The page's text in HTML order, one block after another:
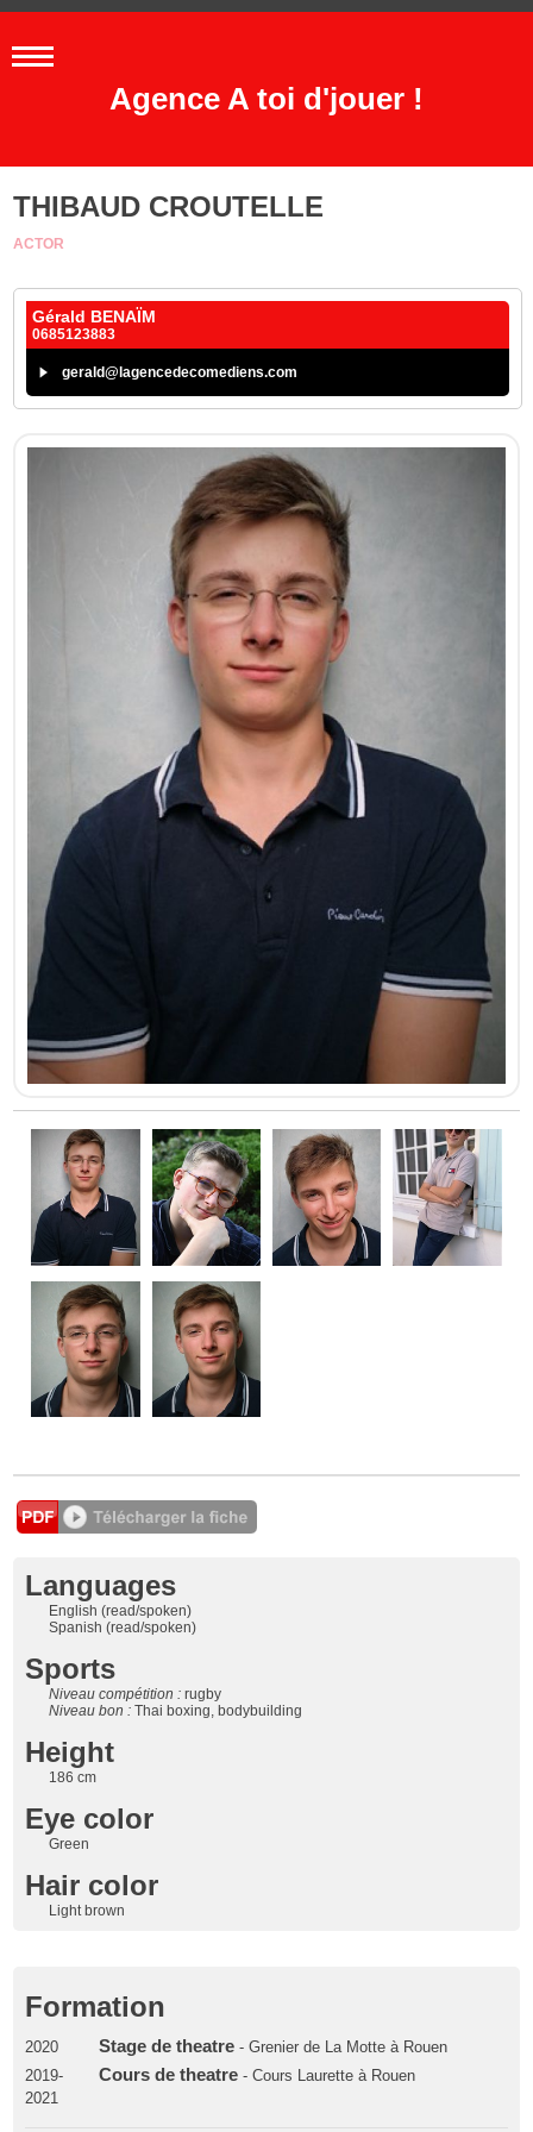
Agence A toi d'jouer !
THIBAUD CROUTELLE
ACTOR
Gérald BENAÏM
0685123883
gerald@lagencedecomediens.com
Languages
English (read/spoken)
Spanish (read/spoken)
Sports
Niveau compétition :rugby
Niveau bon :Thai boxing, bodybuilding
Height
186 cm
Eye color
Green
Hair color
Light brown
Formation
2020 Stage de theatre- Grenier de La Motte à Rouen
2019-
2021
Cours de theatre- Cours Laurette à Rouen